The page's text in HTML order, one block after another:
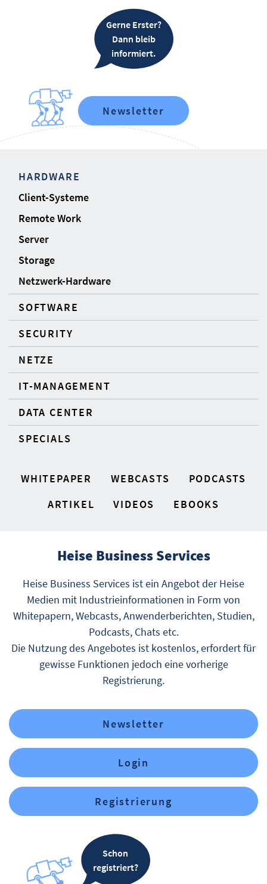
Gerne Erster?
Dann bleib
informiert.
Newsletter
HARDWARE
Client-Systeme
Remote Work
Server
Storage
Netzwerk-Hardware
SOFTWARE
SECURITY
NETZE
IT-MANAGEMENT
DATA CENTER
SPECIALS
WHITEPAPER WEBCASTS
PODCASTS
ARTIKEL
VIDEOS EBOOKS
Heise Business Services
Heise Business Services ist ein Angebot der Heise
Medien mit Industrieinformationen in Form von
Whitepapern, Webcasts, Anwenderberichten, Studien,
Podcasts, Chats etc.
Die Nutzung des Angebotes ist kostenlos, erfordert für
gewisse Funktionen jedoch eine vorherige
Registrierung.
Newsletter
Login
Registrierung
Schon
registriert?